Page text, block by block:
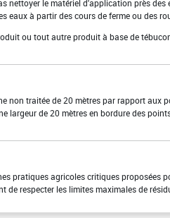
nettoyer le matériel d'application près des
eaux à partir des cours de ferme ou des
ou tout autre produit à base de
non traitée de 20 mètres par rapport aux
largeur de 20 mètres en bordure des
pratiques agricoles critiques proposées
respecter les limites maximales de